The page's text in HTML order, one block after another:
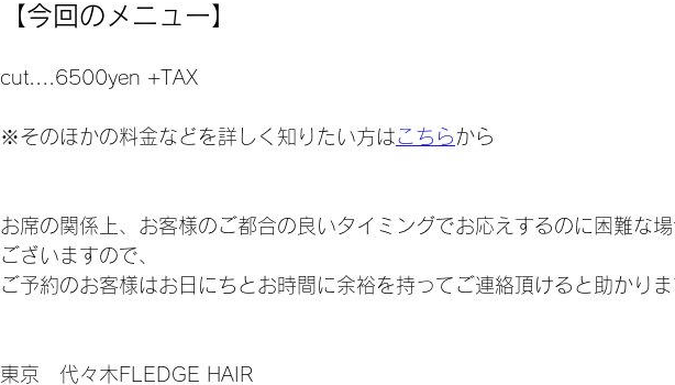
【今回のメニュー】
cut....6500yen +TAX
※そのほかの料金などを詳しく知りたい方はこちらから
お席の関係上、お客様のご都合の良いタイミングでお応えするのに困難な
ございますので、
ご予約のお客様はお日にちとお時間に余裕を持ってご連絡頂けると助かりま
東京　代々木FLEDGE HAIR